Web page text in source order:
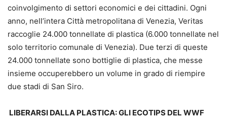
coinvolgimento di settori economici e dei cittadini. Ogni
anno, nell’intera Città metropolitana di Venezia, Veritas
raccoglie 24.000 tonnellate di plastica (6.000 tonnellate nel
solo territorio comunale di Venezia). Due terzi di queste
24.000 tonnellate sono bottiglie di plastica, che messe
insieme occuperebbero un volume in grado di riempire
due stadi di San Siro.
LIBERARSI DALLA PLASTICA: GLI ECOTIPS DEL WWF